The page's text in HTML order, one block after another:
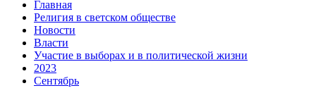
Главная
Религия в светском обществе
Новости
Власти
Участие в выборах и в политической жизни
2023
Сентябрь